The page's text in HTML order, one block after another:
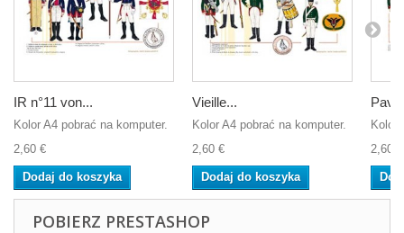
IR n°11 von...
Kolor A4 pobrać na komputer.
2,60 €
Dodaj do koszyka
Vieille...
Kolor A4 pobrać na komputer.
2,60 €
Dodaj do koszyka
Kolor
2,60 €
POBIERZ PRESTASHOP